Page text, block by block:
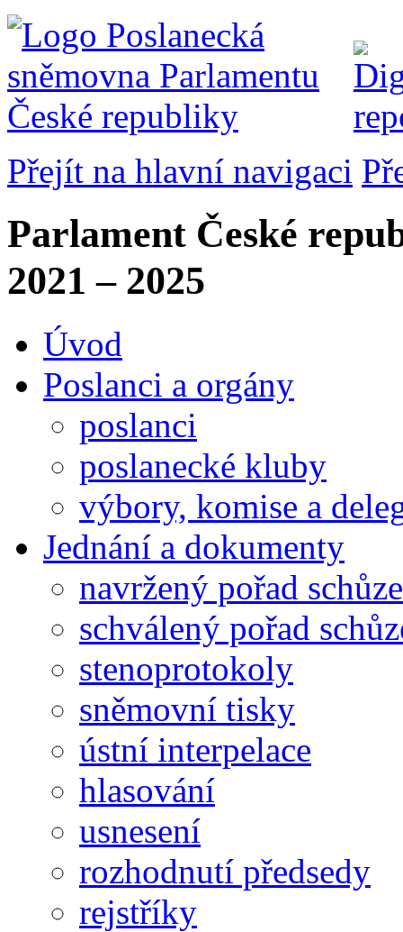
Přejít na hlavní navigaci
Parlament České
2021 – 2025
Úvod
Poslanci a orgány
poslanci
poslanecké kluby
výbory, komise a
Jednání a dokumenty
navržený pořad schůze
schválený pořad
stenoprotokoly
sněmovní tisky
ústní interpelace
hlasování
usnesení
rozhodnutí předsedy
rejstříky